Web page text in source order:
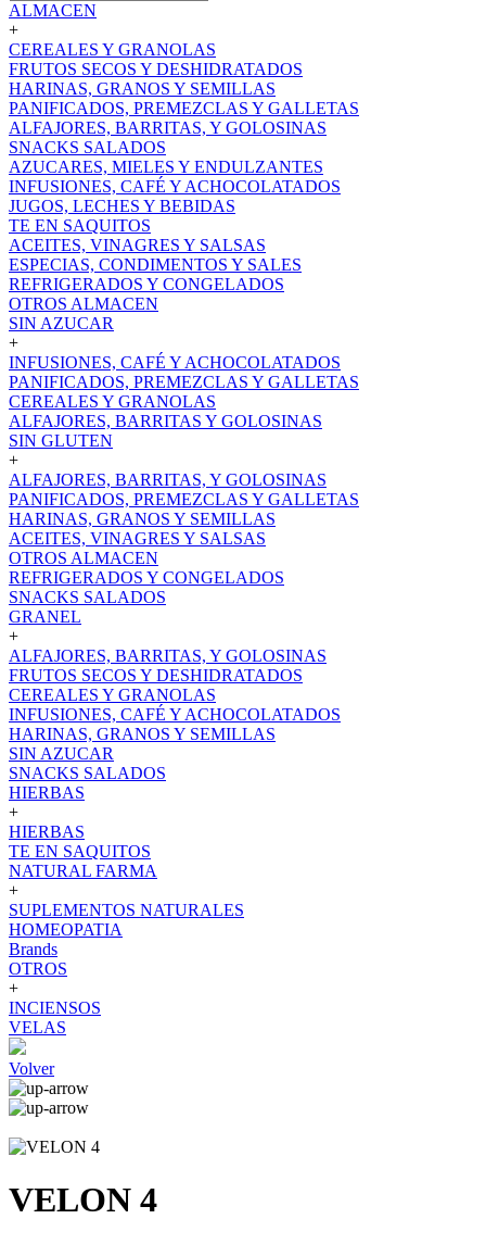
ALMACEN
+
CEREALES Y GRANOLAS
FRUTOS SECOS Y DESHIDRATADOS
HARINAS, GRANOS Y SEMILLAS
PANIFICADOS, PREMEZCLAS Y GALLETAS
ALFAJORES, BARRITAS, Y GOLOSINAS
SNACKS SALADOS
AZUCARES, MIELES Y ENDULZANTES
INFUSIONES, CAFÉ Y ACHOCOLATADOS
JUGOS, LECHES Y BEBIDAS
TE EN SAQUITOS
ACEITES, VINAGRES Y SALSAS
ESPECIAS, CONDIMENTOS Y SALES
REFRIGERADOS Y CONGELADOS
OTROS ALMACEN
SIN AZUCAR
+
INFUSIONES, CAFÉ Y ACHOCOLATADOS
PANIFICADOS, PREMEZCLAS Y GALLETAS
CEREALES Y GRANOLAS
ALFAJORES, BARRITAS Y GOLOSINAS
SIN GLUTEN
+
ALFAJORES, BARRITAS, Y GOLOSINAS
PANIFICADOS, PREMEZCLAS Y GALLETAS
HARINAS, GRANOS Y SEMILLAS
ACEITES, VINAGRES Y SALSAS
OTROS ALMACEN
REFRIGERADOS Y CONGELADOS
SNACKS SALADOS
GRANEL
+
ALFAJORES, BARRITAS, Y GOLOSINAS
FRUTOS SECOS Y DESHIDRATADOS
CEREALES Y GRANOLAS
INFUSIONES, CAFÉ Y ACHOCOLATADOS
HARINAS, GRANOS Y SEMILLAS
SIN AZUCAR
SNACKS SALADOS
HIERBAS
+
HIERBAS
TE EN SAQUITOS
NATURAL FARMA
+
SUPLEMENTOS NATURALES
HOMEOPATIA
Brands
OTROS
+
INCIENSOS
VELAS
Volver
VELON 4